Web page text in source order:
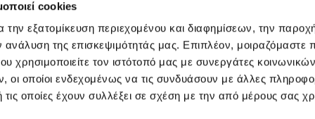
cookies
την εξατομίκευση περιεχομένου και διαφημίσεων, την
της επισκεψιμότητάς μας. Επιπλέον, μοιραζόμαστε
χρησιμοποιείτε τον ιστότοπό μας με συνεργάτες
οι οποίοι ενδεχομένως να τις συνδυάσουν με άλλες
οποίες έχουν συλλέξει σε σχέση με την από μέρους σας
την πρόσμιξη του επεξεργασμένου σπέρματος
η μέθοδος που προτιμάται όταν δεν υπάρχει σοβαρό
σπερματοζωάριο τοποθετείται απευθείας μέσα στο
χρησιμοποιείται όταν συντρέχει ένας ή
είναι η χαμηλή συγκέντρωση, η χαμηλή